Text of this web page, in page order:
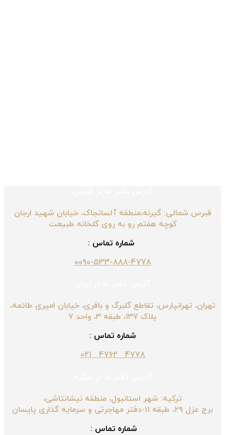
قبرس شمالی: گیرنه،منطقه آلسانجاک، خیابان شهید ارجان
کوچه هفتم رو به روی گلخانه طبیعت
شماره تماس :
0090-533-888-4778
تهران، تهرانپارس، تقاطع گلبرگ و باقری، خیابان امیری طائمه،
پلاک ۱۳۷، طبقه ۳، واحد ۷
شماره تماس :
4778 4762 021
ترکیه: شهر استانبول، منطقه نیشانتاشی،
برج عزل ۲۹، طبقه ۱۱-دفتر مهاجرتی و سرمایه گذاری پایسان
شماره تماس :